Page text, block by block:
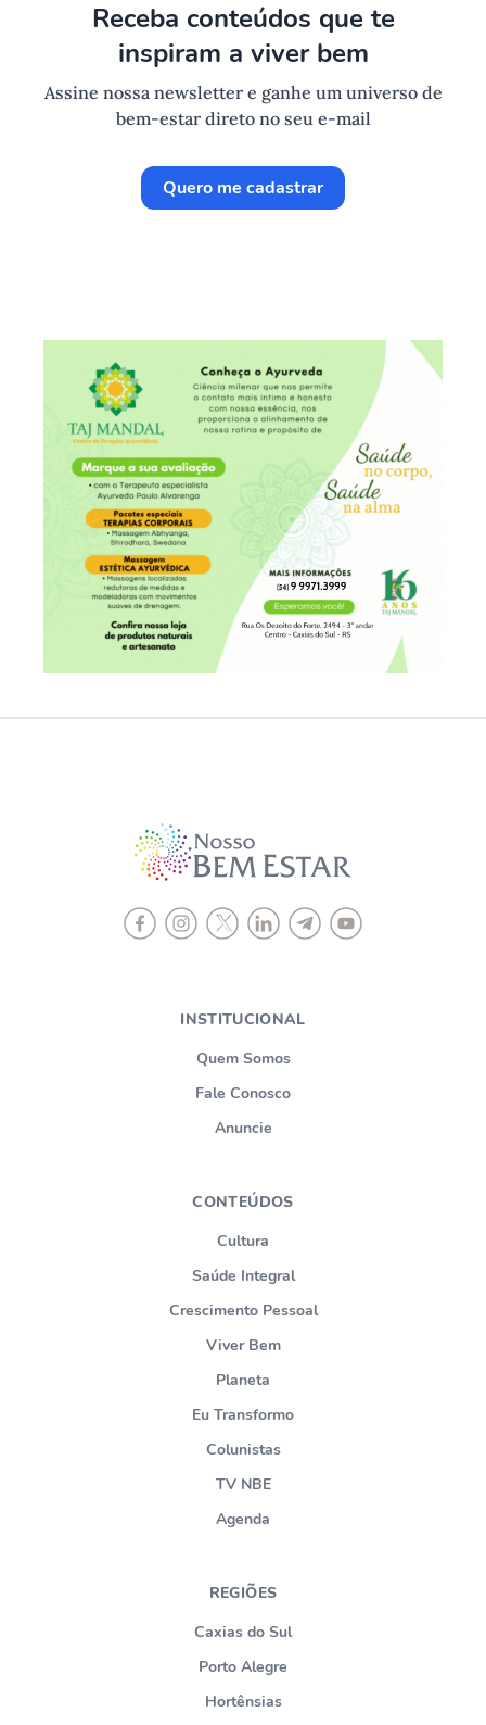
Receba conteúdos que te
inspiram a viver bem
Assine nossa newsletter e ganhe um universo de
bem-estar direto no seu e-mail
Quero me cadastrar
INSTITUCIONAL
Quem Somos
Fale Conosco
Anuncie
CONTEÚDOS
Cultura
Saúde Integral
Crescimento Pessoal
Viver Bem
Planeta
Eu Transformo
Colunistas
TV NBE
Agenda
REGIÕES
Caxias do Sul
Porto Alegre
Hortênsias